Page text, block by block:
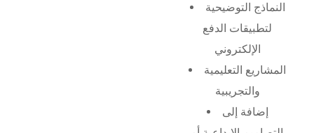
النماذج التوضيحية
لتطبيقات الدفع
الإلكتروني
المشاريع التعليمية
والتجريبية
إضافة إلى